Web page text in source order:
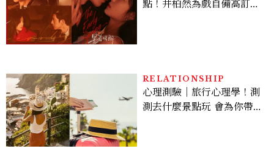
點！井柏然為戲自備高訂，
RELATIONSHIP
心理測驗｜旅行心理學！測
測去什麼景點玩 會為你帶來